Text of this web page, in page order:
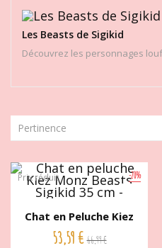
Les Beasts de Sigikid
Découvrez les personnages
Pertinence
-20%
Prix réduit
Chat en Peluche Kiez
Monz -...
53,59 € 66,99 €